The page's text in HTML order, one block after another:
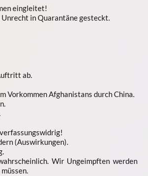
eingleitet!
in Quarantäne gesteckt.
ab.
Vorkommen Afghanistans durch China.
(Auswirkungen).
Wir Ungeimpften werden